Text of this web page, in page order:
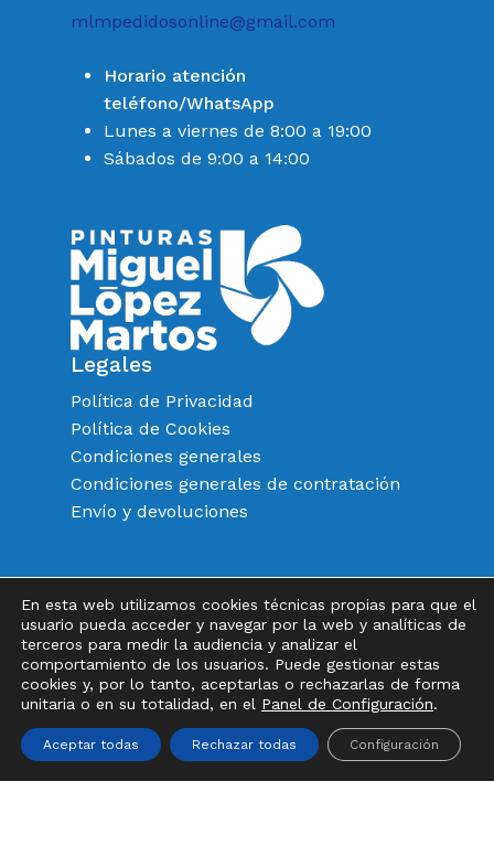
Subtotal: 0,00
Ver Carrito Finalizar Compra
mlmpedidosonline@gmail.com
Horario atención
teléfono/WhatsApp
Lunes a viernes de 8:00 a 19:00
Sábados de 9:00 a 14:00
Legales
Política de Privacidad
Política de Cookies
Condiciones generales
Condiciones generales de contratación
Envío y devoluciones
Instagram FaceBook Twitter
En esta web utilizamos cookies técnicas propias para que el
usuario pueda acceder y navegar por la web y analíticas de
terceros para medir la audiencia y analizar el
comportamiento de los usuarios. Puede gestionar estas
cookies y, por lo tanto, aceptarlas o rechazarlas de forma
unitaria o en su totalidad, en el Panel de Configuración.
Aceptar todas Rechazar todas Configuración